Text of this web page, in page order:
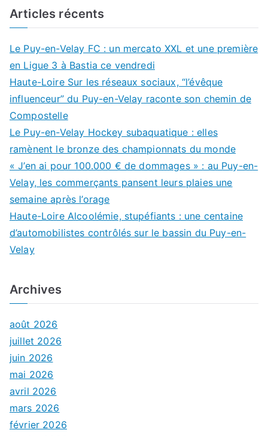
Articles récents
Le Puy-en-Velay FC : un mercato XXL et une première
en Ligue 3 à Bastia ce vendredi
Haute-Loire Sur les réseaux sociaux, “l’évêque
influenceur” du Puy-en-Velay raconte son chemin de
Compostelle
Le Puy-en-Velay Hockey subaquatique : elles
ramènent le bronze des championnats du monde
« J’en ai pour 100.000 € de dommages » : au Puy-en-
Velay, les commerçants pansent leurs plaies une
semaine après l’orage
Haute-Loire Alcoolémie, stupéfiants : une centaine
d’automobilistes contrôlés sur le bassin du Puy-en-
Velay
Archives
août 2026
juillet 2026
juin 2026
mai 2026
avril 2026
mars 2026
février 2026